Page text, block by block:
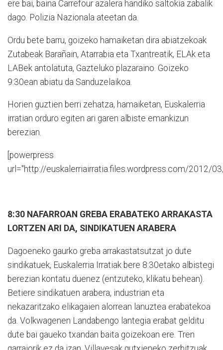
ere bai, baina Carrefour azalera handiko saltokia zabalik
dago. Polizia Nazionala ateetan da.
Ordu bete barru, goizeko hamaiketan dira abiatzekoak
Zutabeak Barañain, Atarrabia eta Txantreatik, ELAk eta
LABek antolatuta, Gazteluko plazaraino. Goizeko
9:30ean abiatu da Sanduzelaikoa.
Horien guztien berri zehatza, hamaiketan, Euskalerria
irratian orduro egiten ari garen albiste emankizun
berezian.
[powerpress
url="http://euskalerriairratia.files.wordpress.com/2012/
8:30 NAFARROAN GREBA ERABATEKO ARRAKASTA
LORTZEN ARI DA, SINDIKATUEN ARABERA
Dagoeneko gaurko greba arrakastatsutzat jo dute
sindikatuek, Euskalerria Irratiak bere 8:30etako albistegi
berezian kontatu duenez (entzuteko, klikatu behean).
Betiere sindikatuen arabera, industrian eta
nekazaritzako elikagaien alorrean lanuztea erabatekoa
da. Volkwagenen Landabengo lantegia erabat gelditu
dute bai gaueko txandan baita goizekoan ere. Tren